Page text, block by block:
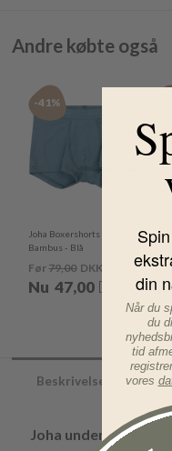
Andre købte også
-41%
Joha Boxershorts -
Bambus - Blå
Før 79,00DKK
Nu47,00 DKK
Uld
Før
Beskrivelse
Joha undertrøje
din
Når du
du
tid
vores